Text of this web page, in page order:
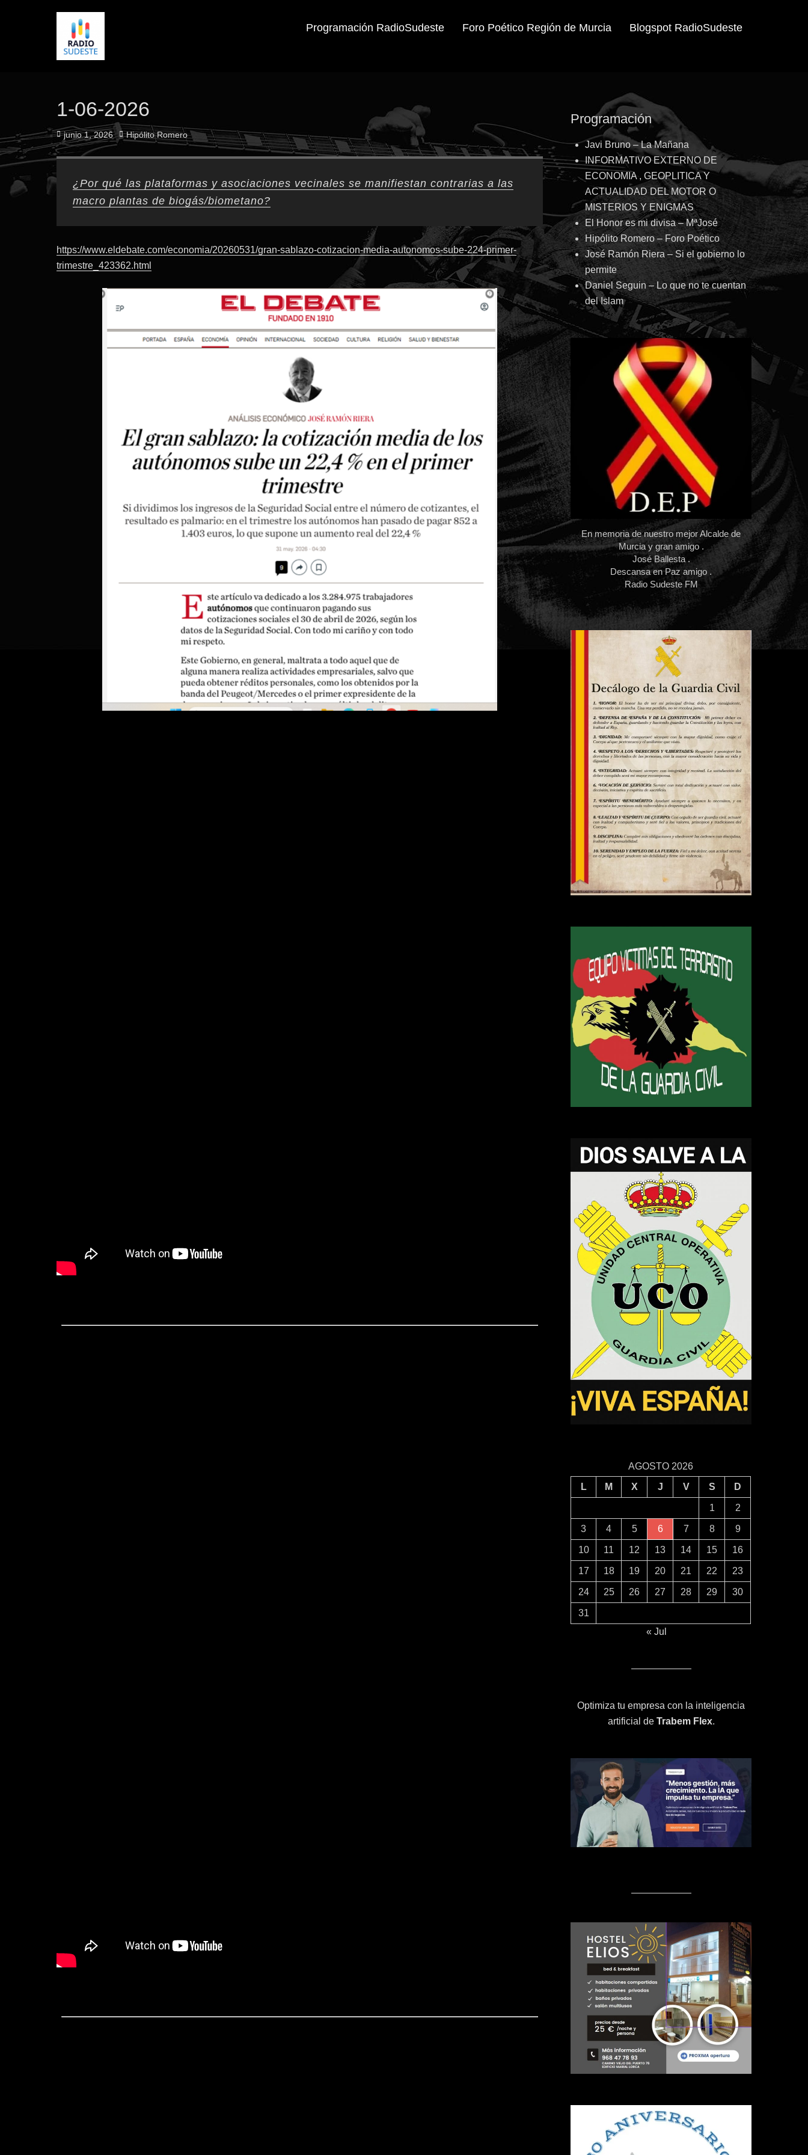
Programación RadioSudeste Foro Poético Región de Murcia Blogspot RadioSudeste
1-06-2026
Publicado
el
junio 1, 2026 Autor
Hipólito Romero
¿Por qué las plataformas y asociaciones vecinales se manifiestan contrarias a las
macro plantas de biogás/biometano?
https://www.eldebate.com/economia/20260531/gran-sablazo-cotizacion-media-autonomos-sube-224-primer-
trimestre_423362.html
Programación
Javi Bruno – La Mañana
INFORMATIVO EXTERNO DE
ECONOMIA , GEOPLITICA Y
ACTUALIDAD DEL MOTOR O
MISTERIOS Y ENIGMAS
El Honor es mi divisa – MªJosé
Hipólito Romero – Foro Poético
José Ramón Riera – Si el gobierno lo
permite
Daniel Seguin – Lo que no te cuentan
del Islam
En memoria de nuestro mejor Alcalde de
Murcia y gran amigo .
José Ballesta .
Descansa en Paz amigo .
Radio Sudeste FM
AGOSTO 2026
L
M X J V S D
1 2
3 4 5 6 7 8 9
10 11 12 13 14 15 16
17 18 19 20 21 22 23
24 25 26 27 28 29 30
31
« Jul
Optimiza tu empresa con la inteligencia
artificial de Trabem Flex.